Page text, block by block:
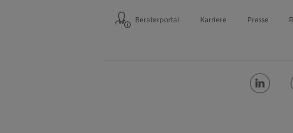
Beraterportal Karriere Presse